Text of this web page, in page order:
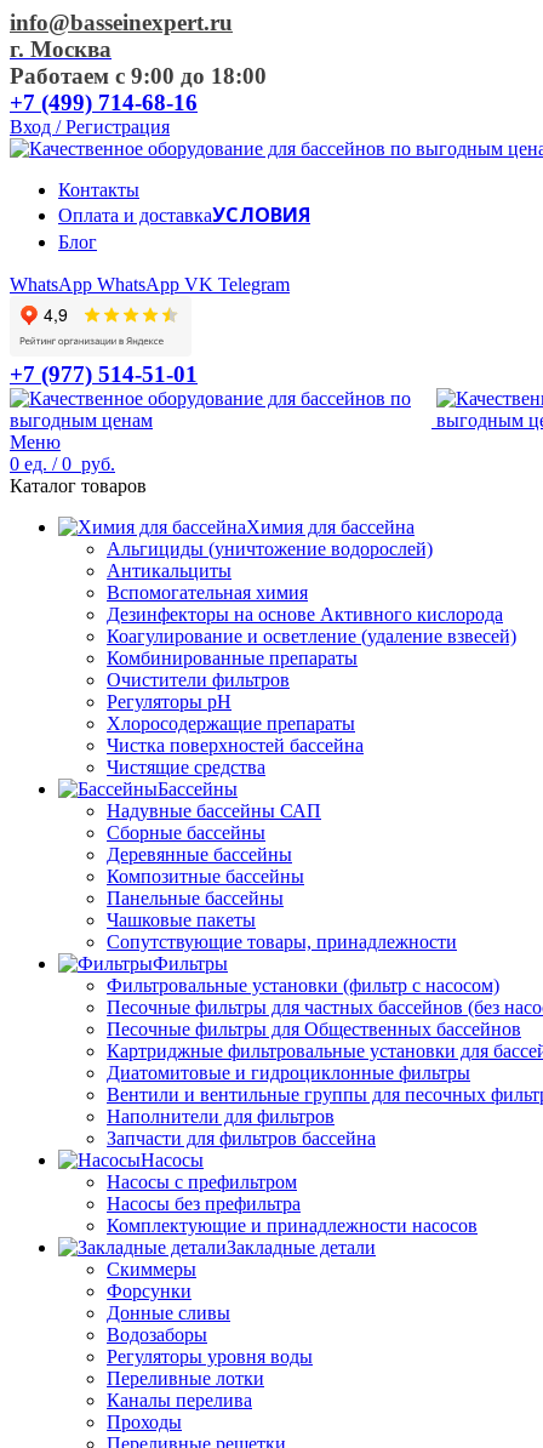
info@basseinexpert.ru
г. Москва
Работаем с 9:00 до 18:00
+7 (499) 714-68-16
Вход / Регистрация
Контакты
Оплата и доставкаУСЛОВИЯ
Блог
WhatsApp WhatsApp VK Telegram
+7 (977) 514-51-01
Меню
0 ед. / 0 руб.
Каталог товаров
Химия для бассейна
Альгициды (уничтожение водорослей)
Антикальциты
Вспомогательная химия
Дезинфекторы на основе Активного кислорода
Коагулирование и осветление (удаление взвесей)
Комбинированные препараты
Очистители фильтров
Регуляторы pH
Хлоросодержащие препараты
Чистка поверхностей бассейна
Чистящие средства
Бассейны
Надувные бассейны САП
Сборные бассейны
Деревянные бассейны
Композитные бассейны
Панельные бассейны
Чашковые пакеты
Сопутствующие товары, принадлежности
Фильтры
Фильтровальные установки (фильтр с насосом)
Песочные фильтры для частных бассейнов (без
Песочные фильтры для Общественных бассейнов
Картриджные фильтровальные установки для
Диатомитовые и гидроциклонные фильтры
Вентили и вентильные группы для песочных
Наполнители для фильтров
Запчасти для фильтров бассейна
Насосы
Насосы с префильтром
Насосы без префильтра
Комплектующие и принадлежности насосов
Закладные детали
Скиммеры
Форсунки
Донные сливы
Водозаборы
Регуляторы уровня воды
Переливные лотки
Каналы перелива
Проходы
Переливные решетки